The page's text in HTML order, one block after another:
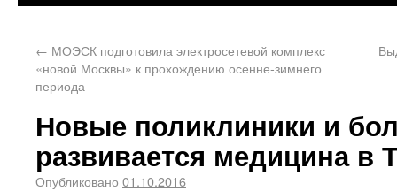
← МОЭСК подготовила электросетевой комплекс
«новой Москвы» к прохождению осенне-зимнего
периода
Новые поликлиники и
развивается медицина в
Опубликовано 01.10.2016